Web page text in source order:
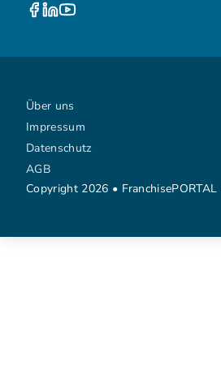
Copyright 2026 • FranchisePORTAL
Über uns
Impressum
Datenschutz
AGB